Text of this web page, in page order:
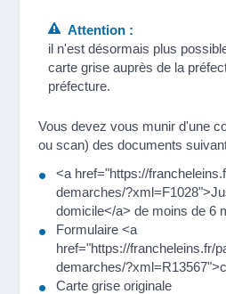
Attention :
il n'est désormais plus
carte grise auprès de la
préfecture.
Vous devez vous munir d'une
ou scan) des documents
<a href="https://
demarches/
domicile</a> de moins de 6
Formulaire <a
href="https://francheleins.fr/
demarches/
Carte grise originale